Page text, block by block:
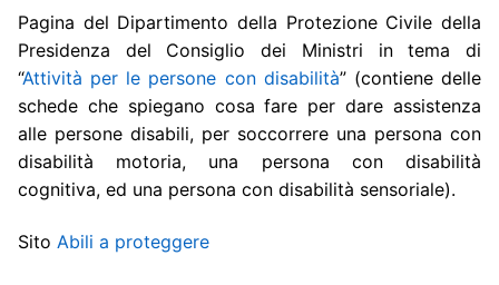
Pagina del Dipartimento della Protezione Civile della
Presidenza del Consiglio dei Ministri in tema di
“Attività per le persone con disabilità” (contiene delle
schede che spiegano cosa fare per dare assistenza
alle persone disabili, per soccorrere una persona con
disabilità motoria, una persona con disabilità
cognitiva, ed una persona con disabilità sensoriale).
Sito Abili a proteggere